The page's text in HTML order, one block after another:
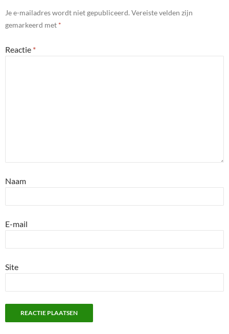
Je e-mailadres wordt niet gepubliceerd. Vereiste velden zijn
gemarkeerd met *
Reactie *
Naam
E-mail
Site